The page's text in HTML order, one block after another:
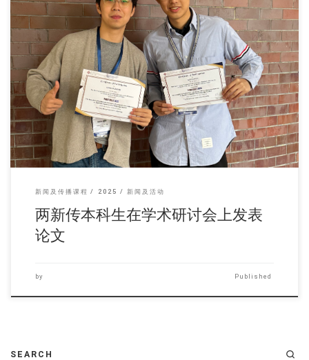
新闻及传播学系两位本 […]
新闻及传播课程 2025 新闻及活动
两新传本科生在学术研讨会上发表
论文
by Published
SEARCH